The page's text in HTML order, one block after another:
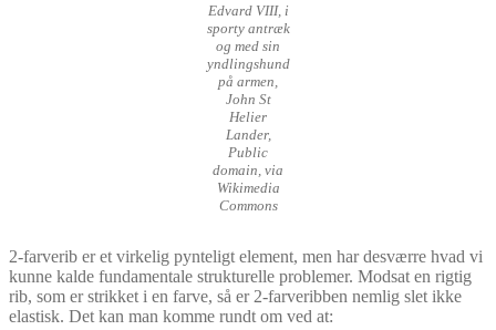
Edvard VIII, i
sporty antræk
og med sin
yndlingshund
på armen,
John St
Helier
Lander,
Public
domain, via
Wikimedia
Commons
2-farverib er et virkelig pynteligt element, men har desværre hvad vi
kunne kalde fundamentale strukturelle problemer. Modsat en rigtig
rib, som er strikket i en farve, så er 2-farveribben nemlig slet ikke
elastisk. Det kan man komme rundt om ved at: